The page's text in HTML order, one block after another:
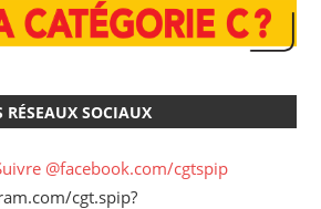
RÉSEAUX SOCIAUX
@facebook.com/cgtspip
cgt.spip?